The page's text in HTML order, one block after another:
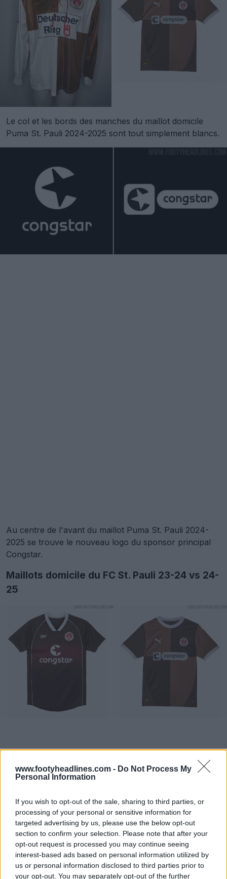
www.footyheadlines.com - Do Not Process My
Personal Information
If you wish to opt-out of the sale, sharing to third parties, or
processing of your personal or sensitive information for
targeted advertising by us, please use the below opt-out
section to confirm your selection. Please note that after your
opt-out request is processed you may continue seeing
interest-based ads based on personal information utilized by
us or personal information disclosed to third parties prior to
your opt-out. You may separately opt-out of the further
Le col et les bords des manches du maillot domicile
Puma St. Pauli 2024-2025 sont tout simplement blancs.
Au centre de l'avant du maillot Puma St. Pauli 2024-
2025 se trouve le nouveau logo du sponsor principal
Congstar.
Maillots domicile du FC St. Pauli 23-24 vs 24-
25